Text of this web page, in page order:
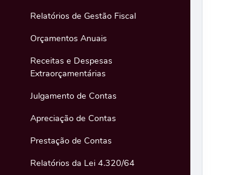
Relatórios de Gestão Fiscal
Orçamentos Anuais
Receitas e Despesas
Extraorçamentárias
Julgamento de Contas
Apreciação de Contas
Prestação de Contas
Relatórios da Lei 4.320/64